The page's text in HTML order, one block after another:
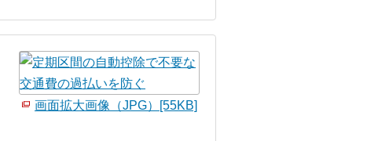
画面拡大画像（JPG）[55KB]